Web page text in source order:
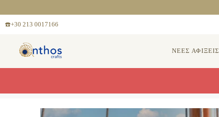
☎️+30 213 0017166
ΝΕΕΣ ΑΦΙΞΕΙΣ